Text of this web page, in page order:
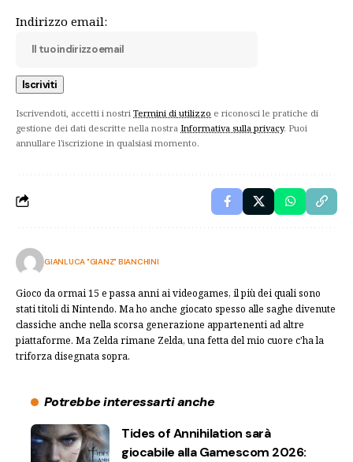
Indirizzo email:
Iscrivendoti, accetti i nostri Termini di utilizzo e riconosci le pratiche di
gestione dei dati descritte nella nostra Informativa sulla privacy. Puoi
annullare l'iscrizione in qualsiasi momento.
GIANLUCA "GIANZ" BIANCHINI
Gioco da ormai 15 e passa anni ai videogames, il più dei quali sono
stati titoli di Nintendo. Ma ho anche giocato spesso alle saghe divenute
classiche anche nella scorsa generazione appartenenti ad altre
piattaforme. Ma Zelda rimane Zelda, una fetta del mio cuore c'ha la
triforza disegnata sopra.
Potrebbe interessarti anche
Tides of Annihilation sarà
giocabile alla Gamescom 2026: